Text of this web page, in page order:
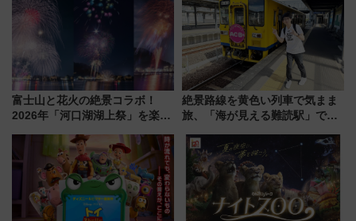
富士山と花火の絶景コラボ！
2026年「河口湖湖上祭」を楽し
絶景路線を黄色い列車で気まま
旅、「海が見える難読駅」で幸
「新・鉄道ひとり旅」279回目
の舞台は「島原鉄道」